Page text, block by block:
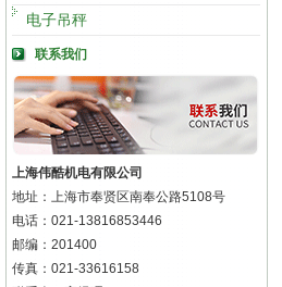
电子吊秤
联系我们
上海伟酷机电有限公司
地址：上海市奉贤区南奉公路5108号
电话：021-13816853446
邮编：201400
传真：021-33616158